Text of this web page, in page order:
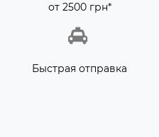
от 2500 грн*
Быстрая отправка